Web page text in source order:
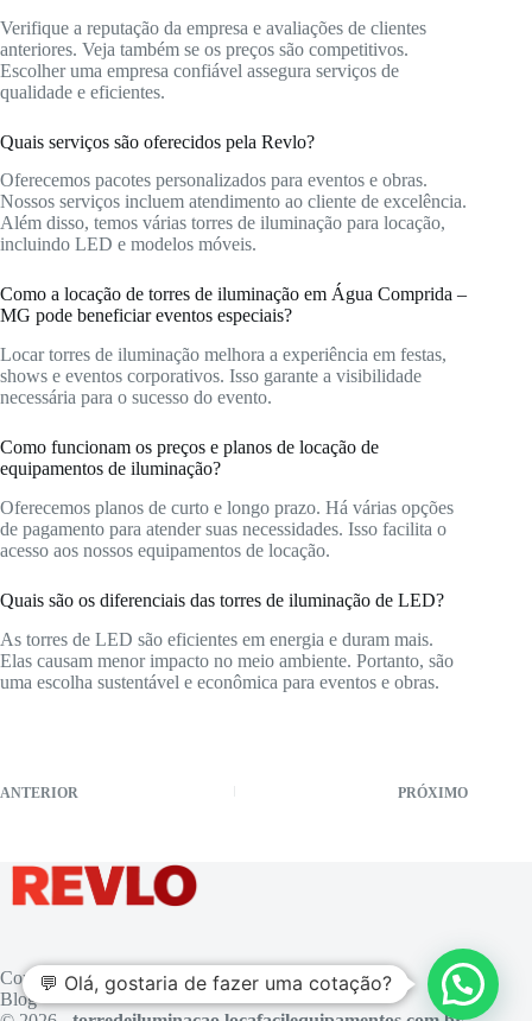
Verifique a reputação da empresa e avaliações de clientes
anteriores. Veja também se os preços são competitivos.
Escolher uma empresa confiável assegura serviços de
qualidade e eficientes.
Quais serviços são oferecidos pela Revlo?
Oferecemos pacotes personalizados para eventos e obras.
Nossos serviços incluem atendimento ao cliente de excelência.
Além disso, temos várias torres de iluminação para locação,
incluindo LED e modelos móveis.
Como a locação de torres de iluminação em Água Comprida –
MG pode beneficiar eventos especiais?
Locar torres de iluminação melhora a experiência em festas,
shows e eventos corporativos. Isso garante a visibilidade
necessária para o sucesso do evento.
Como funcionam os preços e planos de locação de
equipamentos de iluminação?
Oferecemos planos de curto e longo prazo. Há várias opções
de pagamento para atender suas necessidades. Isso facilita o
acesso aos nossos equipamentos de locação.
Quais são os diferenciais das torres de iluminação de LED?
As torres de LED são eficientes em energia e duram mais.
Elas causam menor impacto no meio ambiente. Portanto, são
uma escolha sustentável e econômica para eventos e obras.
ANTERIOR PRÓXIMO
Contato
Blog
💬 Olá, gostaria de fazer uma cotação?